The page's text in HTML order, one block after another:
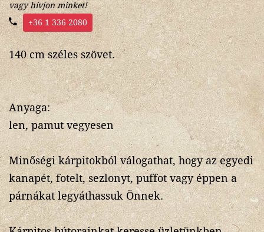
vagy hívjon minket!
+36 1 336 2080
140 cm széles szövet.
Anyaga:
len, pamut vegyesen
Minőségi kárpitokból válogathat, hogy az egyedi
kanapét, fotelt, sezlonyt, puffot vagy éppen a
párnákat legyáthassuk Önnek.